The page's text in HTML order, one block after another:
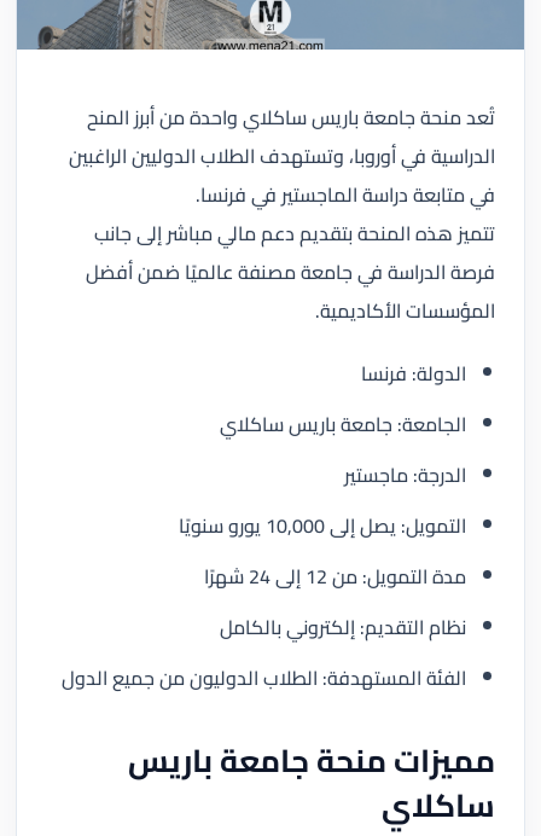
تُعد منحة جامعة باريس ساكلاي واحدة من أبرز المنح
الدراسية في أوروبا، وتستهدف الطلاب الدوليين الراغبين
في متابعة دراسة الماجستير في فرنسا.
تتميز هذه المنحة بتقديم دعم مالي مباشر إلى جانب
فرصة الدراسة في جامعة مصنفة عالميًا ضمن أفضل
المؤسسات الأكاديمية.
الدولة: فرنسا
الجامعة: جامعة باريس ساكلاي
الدرجة: ماجستير
التمويل: يصل إلى 10,000 يورو سنويًا
مدة التمويل: من 12 إلى 24 شهرًا
نظام التقديم: إلكتروني بالكامل
الفئة المستهدفة: الطلاب الدوليون من جميع الدول
مميزات منحة جامعة باريس
ساكلاي